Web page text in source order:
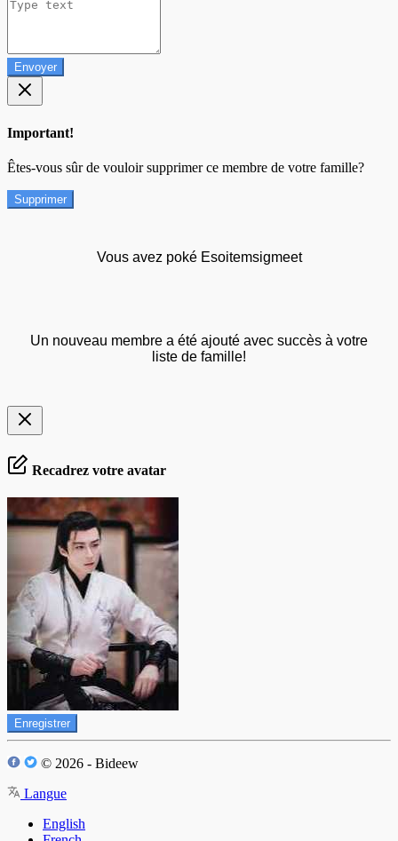
Envoyer
Important!
Êtes-vous sûr de vouloir supprimer ce membre de votre famille?
Supprimer
Vous avez poké Esoitemsigmeet
Un nouveau membre a été ajouté avec succès à votre
liste de famille!
Recadrez votre avatar
Enregistrer
© 2026 - Bideew
Langue
English